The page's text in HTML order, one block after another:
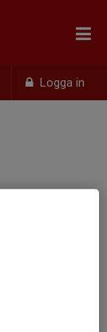
Logga in